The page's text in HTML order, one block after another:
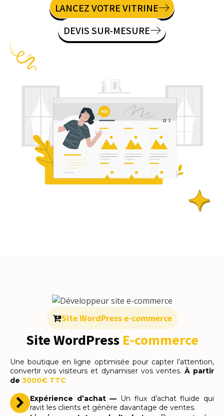
LANCEZ VOTRE VITRINE
DEVIS SUR-MESURE
Site WordPress e-commerce
Site WordPress E-commerce
Une boutique en ligne optimisée pour capter l’attention,
convertir vos visiteurs et dynamiser vos ventes. À partir
de 3000€ TTC
Expérience d’achat — Un flux d’achat fluide qui
ravit les clients et génère davantage de ventes.